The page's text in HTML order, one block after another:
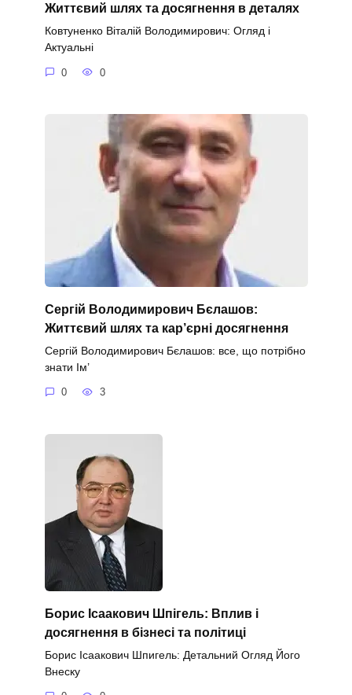
Життєвий шлях та досягнення в деталях
Ковтуненко Віталій Володимирович: Огляд і
Актуальні
0 0
Сергій Володимирович Бєлашов:
Життєвий шлях та кар’єрні досягнення
Сергій Володимирович Бєлашов: все, що потрібно
знати Ім’
0 3
Борис Ісаакович Шпігель: Вплив і
досягнення в бізнесі та політиці
Борис Ісаакович Шпигель: Детальний Огляд Його
Внеску